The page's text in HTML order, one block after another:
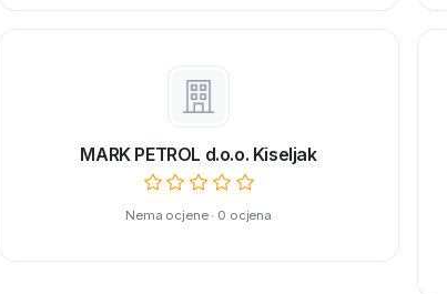
MARK PETROL d.o.o. Kiseljak
Nema ocjene · 0 ocjena